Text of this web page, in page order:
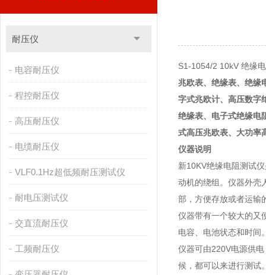
耐压仪
电容耐压仪
程控耐压仪
高压耐压仪
电缆耐压仪
VLF0.1Hz超低频耐压测试仪
耐电压测试仪
交直流耐压仪
工频耐压仪
S1-1054/2 10kV 绝缘
兆欧表、 绝缘表、 绝缘
字式兆欧计、 高压数字
绝缘表、 电子式绝缘电
式高压兆欧表、 大功率
仪器说明
新10KV绝缘电阻测试
动机的绕组。仪器外壳
部，方便存放或者运输
仪器带有一个较大的又
电容、电池状态和时间
仪器可由220V电源供
候，都可以来进行测试